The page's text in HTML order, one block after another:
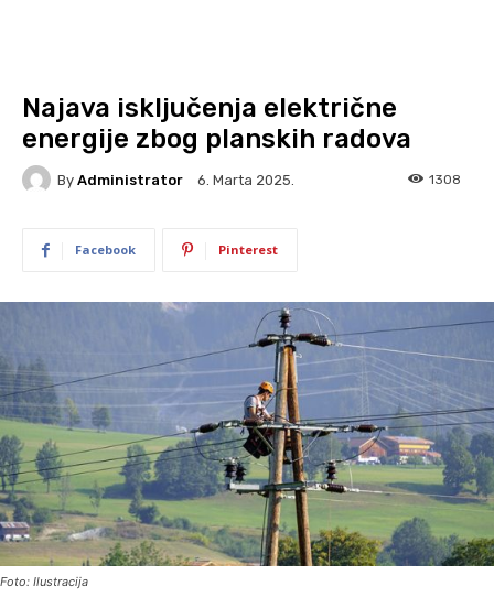
Najava isključenja električne
energije zbog planskih radova
By Administrator 6. Marta 2025. 1308
Facebook Pinterest
Foto: Ilustracija